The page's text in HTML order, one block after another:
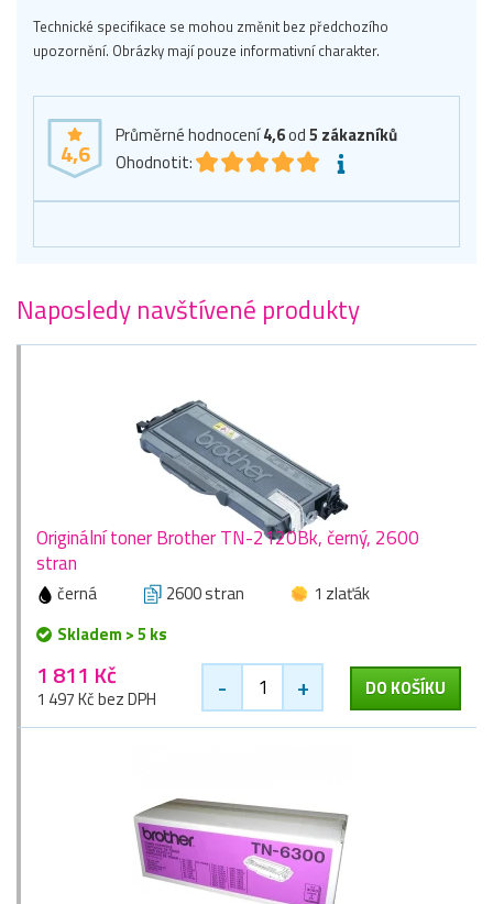
Technické specifikace se mohou změnit bez předchozího
upozornění. Obrázky mají pouze informativní charakter.
4,6
Průměrné hodnocení4,6od5 zákazníků
Ohodnotit:
Naposledy navštívené produkty
Originální toner Brother TN-2120Bk, černý, 2600
stran
černá 2600 stran
1 zlaťák
Skladem > 5 ks
1 811 Kč
1 497 Kč bez DPH - + DO KOŠÍKU